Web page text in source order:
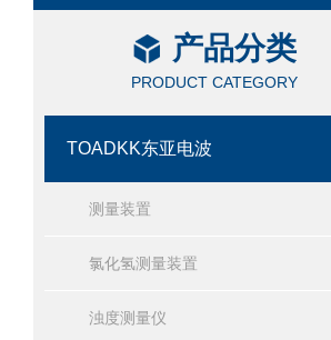
产品分类
PRODUCT CATEGORY
TOADKK东亚电波
测量装置
氯化氢测量装置
浊度测量仪